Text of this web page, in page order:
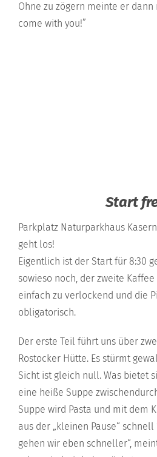
Ohne zu zögern meinte er dann
come with you!”
Start
Parkplatz Naturparkhaus
geht los!
Eigentlich ist der Start für 8:30
sowieso noch, der zweite
einfach zu verlockend und die
obligatorisch.
Der erste Teil führt uns über
Rostocker Hütte. Es stürmt
Sicht ist gleich null. Was bietet
eine heiße Suppe
Suppe wird Pasta und mit dem
aus der „kleinen Pause“ schnell
gehen wir eben schneller“,